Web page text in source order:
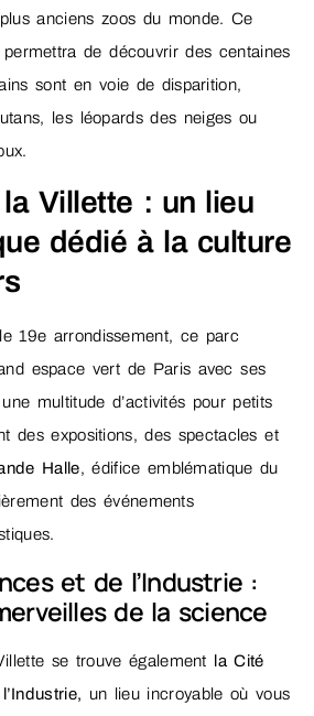
anciens zoos du monde. Ce
de découvrir des centaines
sont en voie de disparition,
les léopards des neiges ou
Villette : un lieu
dédié à la culture
19e arrondissement, ce parc
espace vert de Paris avec ses
multitude d’activités pour petits
des expositions, des spectacles et
Halle, édifice emblématique du
des événements
et de l’Industrie :
de la science
se trouve également la Cité
un lieu incroyable où vous